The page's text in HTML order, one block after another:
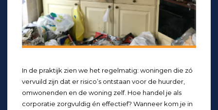
In de praktijk zien we het regelmatig: woningen die zó
vervuild zijn dat er risico’s ontstaan voor de huurder,
omwonenden en de woning zelf. Hoe handel je als
corporatie zorgvuldig én effectief? Wanneer kom je in